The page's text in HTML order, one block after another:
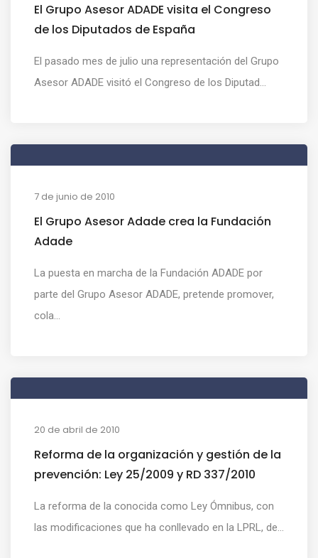
El Grupo Asesor ADADE visita el Congreso
de los Diputados de España
El pasado mes de julio una representación del Grupo
Asesor ADADE visitó el Congreso de los Diputad...
7 de junio de 2010
El Grupo Asesor Adade crea la Fundación
Adade
La puesta en marcha de la Fundación ADADE por
parte del Grupo Asesor ADADE, pretende promover,
cola...
20 de abril de 2010
Reforma de la organización y gestión de la
prevención: Ley 25/2009 y RD 337/2010
La reforma de la conocida como Ley Ómnibus, con
las modificaciones que ha conllevado en la LPRL, de...